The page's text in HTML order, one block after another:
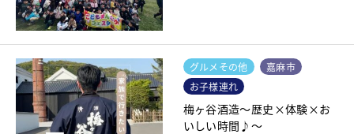
グルメその他
嘉麻市
お子様連れ
梅ヶ谷酒造～歴史×体験×お
いしい時間♪～